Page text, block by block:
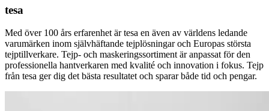
tesa
Med över 100 års erfarenhet är tesa en även av världens ledande
varumärken inom självhäftande tejplösningar och Europas största
tejptillverkare. Tejp- och maskeringssortiment är anpassat för den
professionella hantverkaren med kvalité och innovation i fokus. Tejp
från tesa ger dig det bästa resultatet och sparar både tid och pengar.